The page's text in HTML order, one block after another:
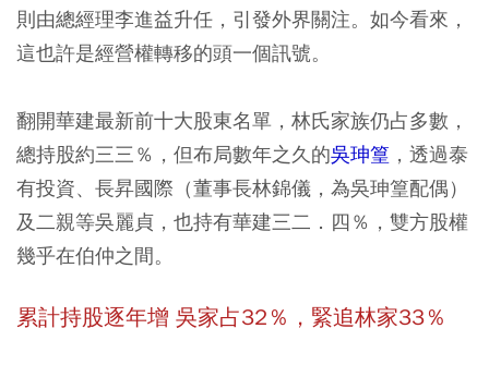
則由總經理李進益升任，引發外界關注。如今看來，
這也許是經營權轉移的頭一個訊號。
翻開華建最新前十大股東名單，林氏家族仍占多數，
總持股約三三％，但布局數年之久的吳珅篁 ，透過泰
有投資、長昇國際（董事長林錦儀，為吳珅篁配偶）
及二親等吳麗貞，也持有華建三二．四％，雙方股權
幾乎在伯仲之間。
累計持股逐年增 吳家占32％，緊追林家33％